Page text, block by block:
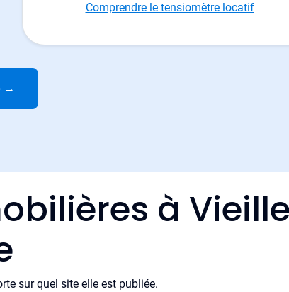
Comprendre le tensiomètre locatif
→
à
sur quel site elle est publiée.